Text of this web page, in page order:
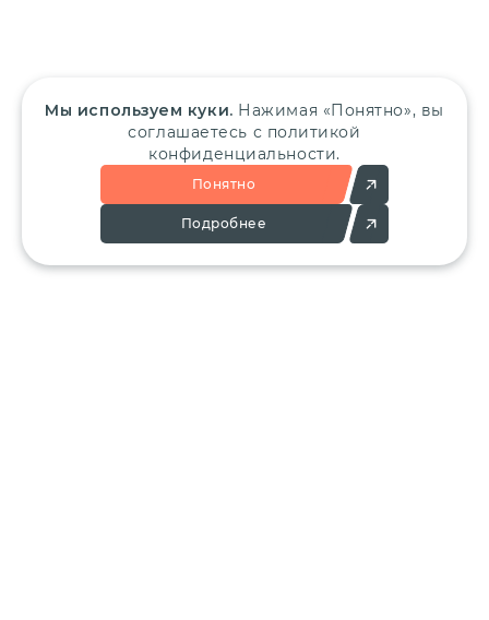
Мы используем куки. Нажимая «Понятно», вы
соглашаетесь с политикой
конфиденциальности.
Понятно
Подробнее